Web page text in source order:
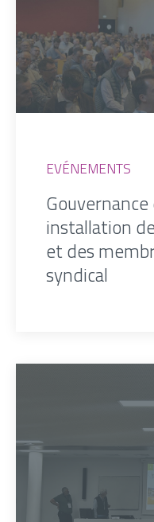
EVÉNEMENTS
Gouvernance
installation
et des
syndical